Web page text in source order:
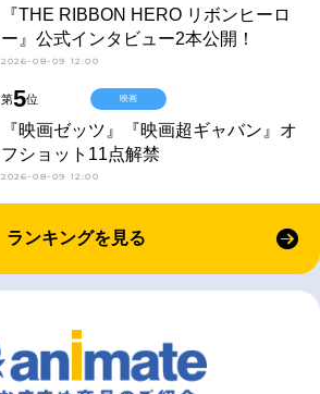
『THE RIBBON HERO リボンヒーロ
ー』公式インタビュー2本公開！
2026-08-09 12:00
第5位
『映画ゼッツ』『映画超ギャバン』オ
フショット11点解禁
2026-08-09 12:00
映画
ランキングを見る